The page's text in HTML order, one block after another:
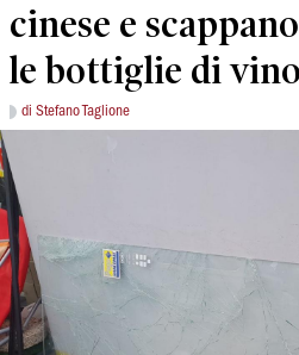
cinese e
le bottiglie di vino
di Stefano Taglione